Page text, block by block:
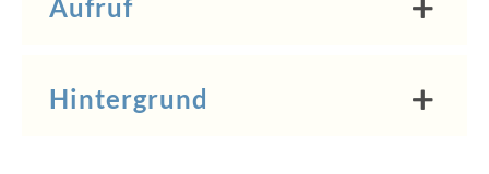
Aufruf
Hintergrund